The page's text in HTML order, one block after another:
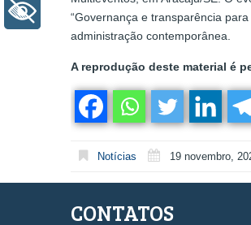
“Governança e transparência
administração contemporânea.
A reprodução deste material é
Notícias 19 novembro,
CONTATOS
+ Acessibilidade